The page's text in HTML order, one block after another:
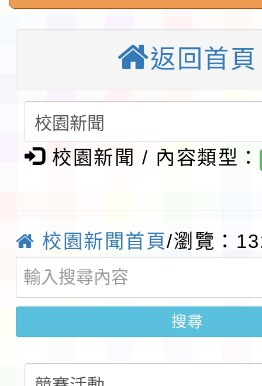
域)，申請變更地點
會活動流程表
函轉桃園市童軍會辦
童軍小隊長訓練營活動
檢送「桃園市115學年
賽實施要點」1份
本市「115學年度學生
程安排一案
「桃園市補助參觀特色
請一案
026 ART TAIPEI臺北
會」之「藝術教育日」
本校115學年度第1學
第2次招考代課鐘點教
告(採1次公告分次招考)
115 年度兒童課後照顧
0 小時業訓練課程
轉知本市體育總會划船
「115年桃園市運動會
錦標賽」海洋艇及
「114-115年度
計畫」公費接種對象擴
115學年度迎新活動暨
返回首頁
校園新聞 / 內容類型：
校園新聞首頁/瀏覽：
搜尋